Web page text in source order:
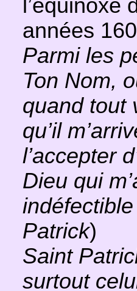
années
Parmi les
Ton Nom,
quand tout
qu’il
l’accepter
Dieu qui
Patrick)
Saint
surtout